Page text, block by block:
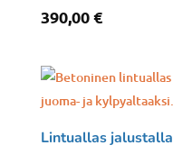
390,00€
Lintuallas jalustalla